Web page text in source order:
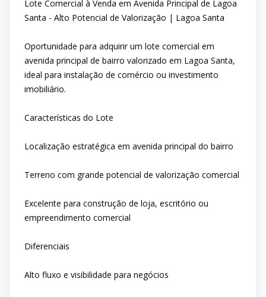
Lote Comercial à Venda em Avenida Principal de Lagoa
Santa - Alto Potencial de Valorização | Lagoa Santa
Oportunidade para adquirir um lote comercial em
avenida principal de bairro valorizado em Lagoa Santa,
ideal para instalação de comércio ou investimento
imobiliário.
Características do Lote
Localização estratégica em avenida principal do bairro
Terreno com grande potencial de valorização comercial
Excelente para construção de loja, escritório ou
empreendimento comercial
Diferenciais
Alto fluxo e visibilidade para negócios